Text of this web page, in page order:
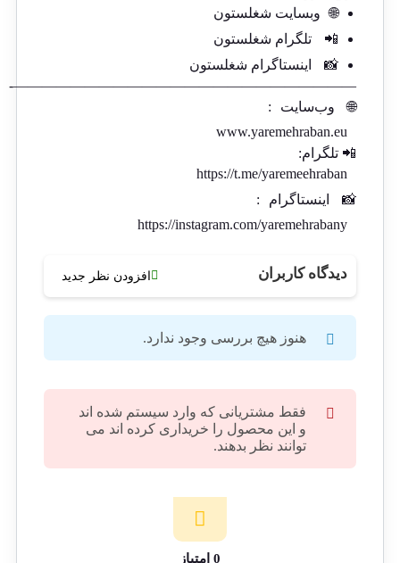
🌐
وبسایت شغلستون
📲
تلگرام شغلستون
📸
اینستاگرام شغلستون
————————————————————————-
🌐
وب‌سایت
:
www.yaremehraban.eu
📲 تلگرام:
https://t.me/yaremeehraban
📸
اینستاگرام
:
https://instagram.com/yaremehrabany
دیدگاه کاربران افزودن نظر جدید
هنوز هیچ بررسی وجود ندارد.
فقط مشتریانی که وارد سیستم شده اند
و این محصول را خریداری کرده اند می
توانند نظر بدهند.
0 امتیاز